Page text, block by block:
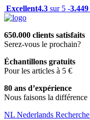
Excellent4.3 sur 5 -3.449
650.000 clients satisfaits
Serez-vous le prochain?
Échantillons gratuits
Pour les articles à 5 €
80 ans d’expérience
Nous faisons la différence
NL Nederlands Recherche